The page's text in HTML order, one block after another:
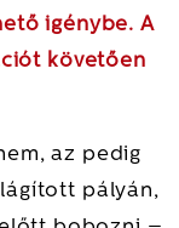
igénybe. A
követően
az pedig
pályán,